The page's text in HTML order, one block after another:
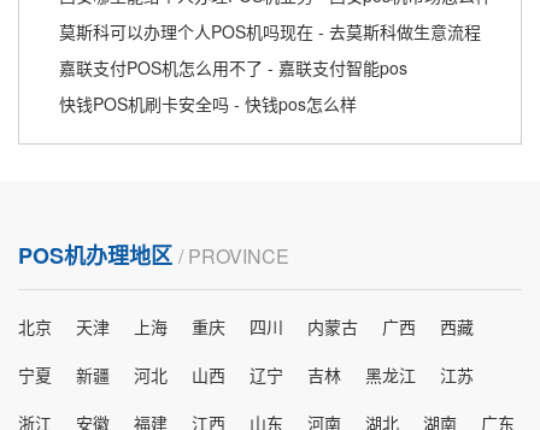
莫斯科可以办理个人POS机吗现在 - 去莫斯科做生意流程
嘉联支付POS机怎么用不了 - 嘉联支付智能pos
快钱POS机刷卡安全吗 - 快钱pos怎么样
POS机办理地区 / PROVINCE
北京 天津 上海 重庆 四川 内蒙古 广西
西藏
宁夏
新疆 河北 山西 辽宁 吉林 黑龙江
江苏
浙江
安徽 福建 江西 山东 河南 湖北 湖南 广东